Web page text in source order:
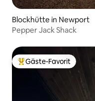
Blockhütte in Newport
Pepper Jack Shack
Beliebter Gäste-Favorit.
Gäste-Favorit